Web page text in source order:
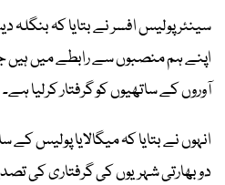
سینئر پولیس افسر نے بتایا کہ
اپنے ہم منصبوں سے رابطے میں
آوروں کے ساتھیوں کو گرفتار کرلیا ہے۔
انہوں نے بتایا کہ میگالایا پولیس
دو بھارتی شہریوں کی گرفتاری کی